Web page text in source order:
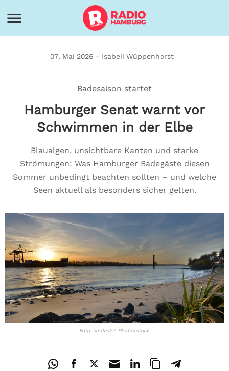
07. Mai 2026 – Isabell Wüppenhorst
Badesaison startet
Hamburger Senat warnt vor
Schwimmen in der Elbe
Blaualgen, unsichtbare Kanten und starke
Strömungen: Was Hamburger Badegäste diesen
Sommer unbedingt beachten sollten – und welche
Seen aktuell als besonders sicher gelten.
Foto: smiley27, Shutterstock